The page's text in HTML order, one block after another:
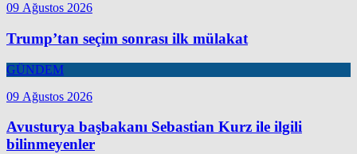
09 Ağustos 2026
Trump’tan seçim sonrası ilk mülakat
GÜNDEM
09 Ağustos 2026
Avusturya başbakanı Sebastian Kurz ile ilgili
bilinmeyenler